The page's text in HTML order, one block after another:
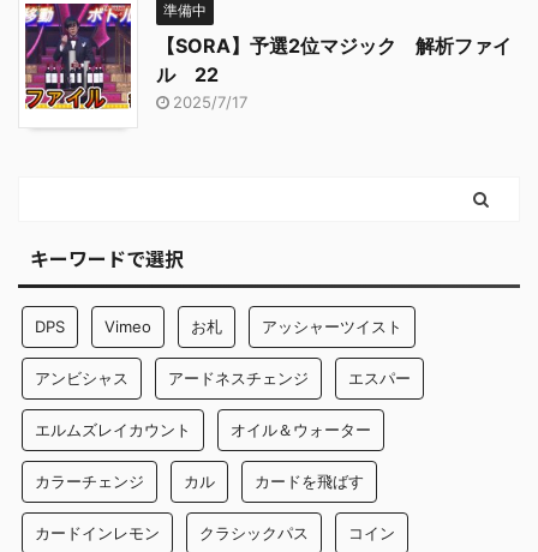
準備中
【SORA】予選2位マジック 解析ファイ
ル 22
2025/7/17
キーワードで選択
DPS Vimeo お札 アッシャーツイスト
アンビシャス アードネスチェンジ エスパー
エルムズレイカウント オイル＆ウォーター
カラーチェンジ カル カードを飛ばす
カードインレモン クラシックパス コイン